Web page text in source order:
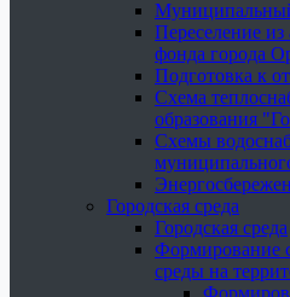
Переселение
фонда города
Подготовка к
Схема
образования
Схемы
Городская среда
Городская среда
Формирование
среды на